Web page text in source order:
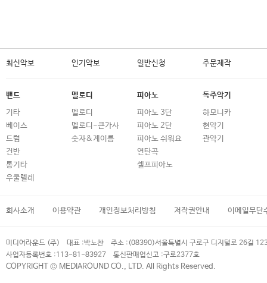
최신악보 인기악보 일반신청 주문제작
밴드
기타
베이스
드럼
건반
통기타
우쿨렐레
멜로디
멜로디
멜로디-큰가사
숫자&계이름
피아노
피아노 3단
피아노 2단
피아노 쉬워요
연탄곡
셀프피아노
독주악기
하모니카
현악기
관악기
회사소개 이용약관 개인정보처리방침 저작권안내 이메일무단
미디어라운드 (주) 대표 :박노찬 주소 : (08390)서울특별시 구로구 디지털로 26길
사업자등록번호 :113-81-83927 통신판매업신고 :구로2377호
COPYRIGHT © MEDIAROUND CO., LTD. All Rights Reserved.